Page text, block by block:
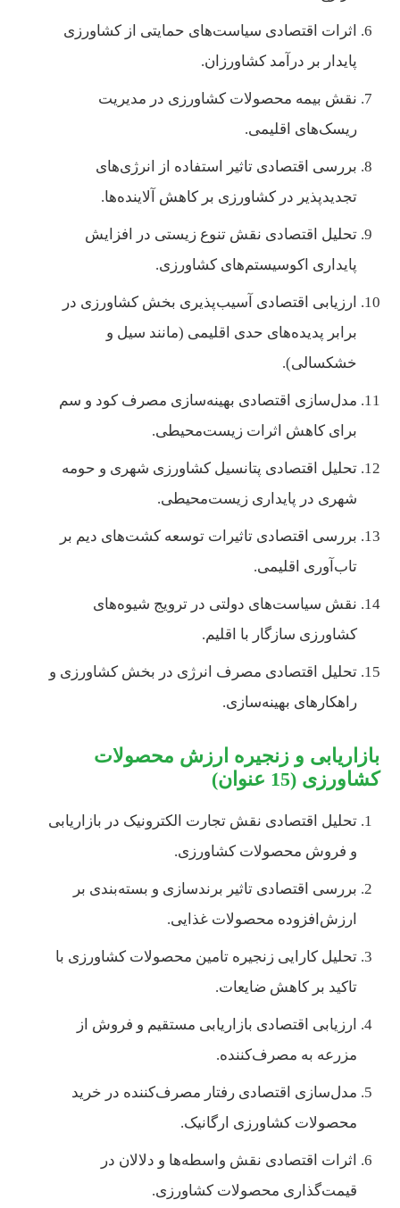
اثرات اقتصادی سیاست‌های حمایتی از کشاورزی
پایدار بر درآمد کشاورزان.
نقش بیمه محصولات کشاورزی در مدیریت
ریسک‌های اقلیمی.
بررسی اقتصادی تاثیر استفاده از انرژی‌های
تجدیدپذیر در کشاورزی بر کاهش آلاینده‌ها.
تحلیل اقتصادی نقش تنوع زیستی در افزایش
پایداری اکوسیستم‌های کشاورزی.
ارزیابی اقتصادی آسیب‌پذیری بخش کشاورزی در
برابر پدیده‌های حدی اقلیمی (مانند سیل و
خشکسالی).
مدل‌سازی اقتصادی بهینه‌سازی مصرف کود و سم
برای کاهش اثرات زیست‌محیطی.
تحلیل اقتصادی پتانسیل کشاورزی شهری و حومه
شهری در پایداری زیست‌محیطی.
بررسی اقتصادی تاثیرات توسعه کشت‌های دیم بر
تاب‌آوری اقلیمی.
نقش سیاست‌های دولتی در ترویج شیوه‌های
کشاورزی سازگار با اقلیم.
تحلیل اقتصادی مصرف انرژی در بخش کشاورزی و
راهکارهای بهینه‌سازی.
بازاریابی و زنجیره ارزش محصولات
کشاورزی (15 عنوان)
تحلیل اقتصادی نقش تجارت الکترونیک در بازاریابی
و فروش محصولات کشاورزی.
بررسی اقتصادی تاثیر برندسازی و بسته‌بندی بر
ارزش‌افزوده محصولات غذایی.
تحلیل کارایی زنجیره تامین محصولات کشاورزی با
تاکید بر کاهش ضایعات.
ارزیابی اقتصادی بازاریابی مستقیم و فروش از
مزرعه به مصرف‌کننده.
مدل‌سازی اقتصادی رفتار مصرف‌کننده در خرید
محصولات کشاورزی ارگانیک.
اثرات اقتصادی نقش واسطه‌ها و دلالان در
قیمت‌گذاری محصولات کشاورزی.